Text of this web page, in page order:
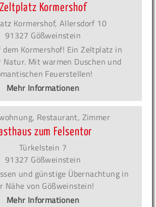
Zeltplatz Kormershof
Kormershof, Allersdorf 10
91327 Gößweinstein
Kormershof! Ein Zeltplatz in
Natur. Mit warmen Duschen und
Feuerstellen!
Mehr Informationen
Restaurant, Zimmer
zum Felsentor
Türkelstein 7
91327 Gößweinstein
und günstige Übernachtung in
Nähe von Gößweinstein!
Mehr Informationen